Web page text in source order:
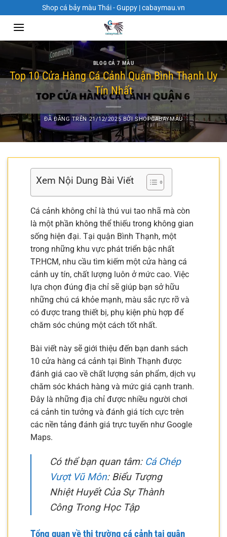
đến
dung
Shop cá bảy màu Thái - Guppy | cabaymau.vn
BLOG CÁ 7 MÀU
Top 10 Cửa Hàng Cá Cảnh Quận Bình Thạnh Uy
Tín Nhất
ĐÃ ĐĂNG TRÊN21/12/2025 BỞISHOPCABAYMAU
Xem Nội Dung Bài Viết
Cá cảnh không chỉ là thú vui tao nhã mà còn
là một phần không thể thiếu trong không gian
sống hiện đại. Tại quận Bình Thạnh, một
trong những khu vực phát triển bậc nhất
TP.HCM, nhu cầu tìm kiếm một cửa hàng cá
cảnh uy tín, chất lượng luôn ở mức cao. Việc
lựa chọn đúng địa chỉ sẽ giúp bạn sở hữu
những chú cá khỏe mạnh, màu sắc rực rỡ và
có được trang thiết bị, phụ kiện phù hợp để
chăm sóc chúng một cách tốt nhất.
Bài viết này sẽ giới thiệu đến bạn danh sách
10 cửa hàng cá cảnh tại Bình Thạnh được
đánh giá cao về chất lượng sản phẩm, dịch vụ
chăm sóc khách hàng và mức giá cạnh tranh.
Đây là những địa chỉ được nhiều người chơi
cá cảnh tin tưởng và đánh giá tích cực trên
các nền tảng đánh giá trực tuyến như Google
Maps.
Có thể bạn quan tâm: Cá Chép
Vượt Vũ Môn: Biểu Tượng
Nhiệt Huyết Của Sự Thành
Công Trong Học Tập
Tổng quan về thị trường cá cảnh tại quận